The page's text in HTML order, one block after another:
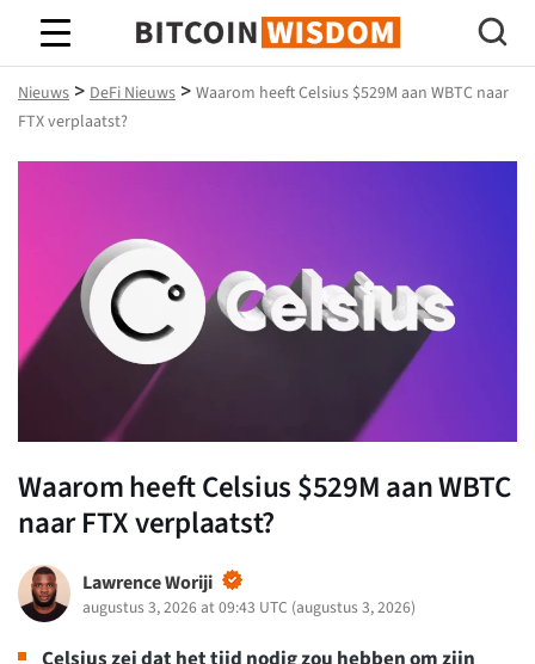
Bitcoin-wijsheid
Nieuws > DeFi Nieuws > Waarom heeft Celsius $529M aan WBTC naar
FTX verplaatst?
Waarom heeft Celsius $529M aan WBTC
naar FTX verplaatst?
Lawrence Woriji
augustus 3, 2026 at 09:43 UTC (augustus 3, 2026)